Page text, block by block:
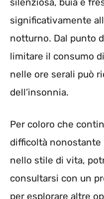
significativamente
notturno. Dal punto
limitare il consumo
nelle ore serali può
dell’insonnia.
Per coloro che
difficoltà
nello stile di vita,
consultarsi con un
per esplorare altre